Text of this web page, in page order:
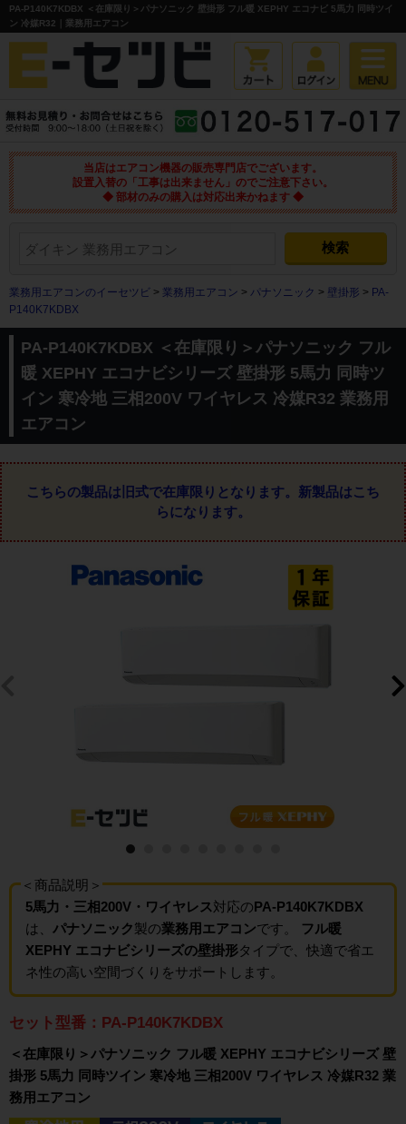
PA-P140K7KDBX ＜在庫限り＞パナソニック 壁掛形 フル暖 XEPHY エコナビ 5馬力 同時ツイ
ン 冷媒R32｜業務用エアコン
当店はエアコン機器の販売専門店でございます。
設置入替の「工事は出来ません」のでご注意下さい。
◆ 部材のみの購入は対応出来かねます ◆
業務用エアコンのイーセツビ > 業務用エアコン > パナソニック > 壁掛形 > PA-
P140K7KDBX
PA-P140K7KDBX ＜在庫限り＞パナソニック フル
暖 XEPHY エコナビシリーズ 壁掛形 5馬力 同時ツ
イン 寒冷地 三相200V ワイヤレス 冷媒R32 業務用
エアコン
こちらの製品は旧式で在庫限りとなります。 新製品はこち
らになります。
＜商品説明＞
5馬力・三相200V・ワイヤレス対応のPA-P140K7KDBX
は、 パナソニック製の業務用エアコンです。
フル暖
XEPHY エコナビシリーズの壁掛形タイプで、快適で省エ
ネ性の高い空間づくりをサポートします。
セット型番：PA-P140K7KDBX
＜在庫限り＞パナソニック フル暖 XEPHY エコナビシリーズ 壁
掛形 5馬力 同時ツイン 寒冷地 三相200V ワイヤレス 冷媒R32 業
務用エアコン